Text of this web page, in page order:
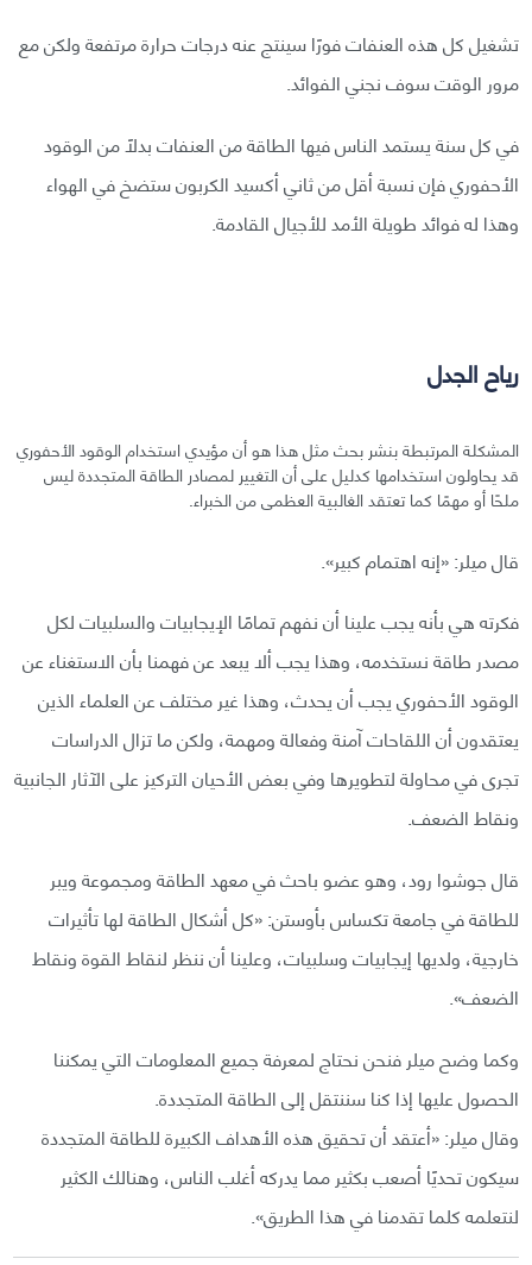
تشغيل كل هذه العنفات فورًا سينتج عنه درجات حرارة مرتفعة ولكن مع
مرور الوقت سوف نجني الفوائد.
في كل سنة يستمد الناس فيها الطاقة من العنفات بدلًا من الوقود
الأحفوري فإن نسبة أقل من ثاني أكسيد الكربون ستضخ في الهواء
وهذا له فوائد طويلة الأمد للأجيال القادمة.
رياح الجدل
المشكلة المرتبطة بنشر بحث مثل هذا هو أن مؤيدي استخدام الوقود الأحفوري
قد يحاولون استخدامها كدليل على أن التغيير لمصادر الطاقة المتجددة ليس
ملحًا أو مهمًا كما تعتقد الغالبية العظمى من الخبراء.
قال ميلر: «إنه اهتمام كبير».
فكرته هي بأنه يجب علينا أن نفهم تمامًا الإيجابيات والسلبيات لكل
مصدر طاقة نستخدمه، وهذا يجب ألا يبعد عن فهمنا بأن الاستغناء عن
الوقود الأحفوري يجب أن يحدث، وهذا غير مختلف عن العلماء الذين
يعتقدون أن اللقاحات آمنة وفعالة ومهمة، ولكن ما تزال الدراسات
تجرى في محاولة لتطويرها وفي بعض الأحيان التركيز على الآثار الجانبية
ونقاط الضعف.
قال جوشوا رود، وهو عضو باحث في معهد الطاقة ومجموعة ويبر
للطاقة في جامعة تكساس بأوستن: «كل أشكال الطاقة لها تأثيرات
خارجية، ولديها إيجابيات وسلبيات، وعلينا أن ننظر لنقاط القوة ونقاط
الضعف».
وكما وضح ميلر فنحن نحتاج لمعرفة جميع المعلومات التي يمكننا
الحصول عليها إذا كنا سننتقل إلى الطاقة المتجددة.
وقال ميلر: «أعتقد أن تحقيق هذه الأهداف الكبيرة للطاقة المتجددة
سيكون تحديًا أصعب بكثير مما يدركه أغلب الناس، وهنالك الكثير
لنتعلمه كلما تقدمنا في هذا الطريق».